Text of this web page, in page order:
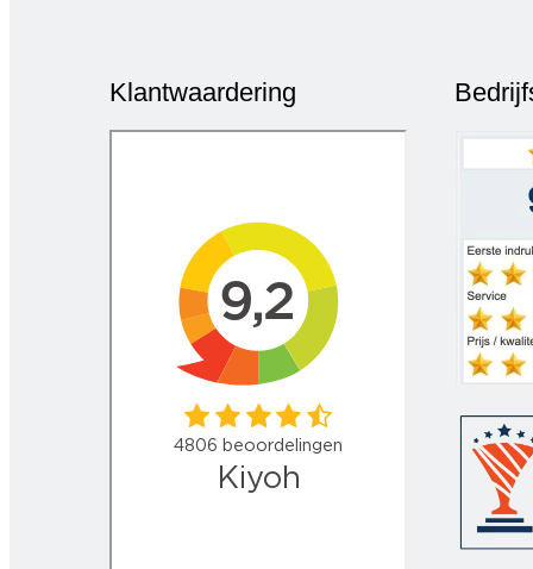
Klantwaardering